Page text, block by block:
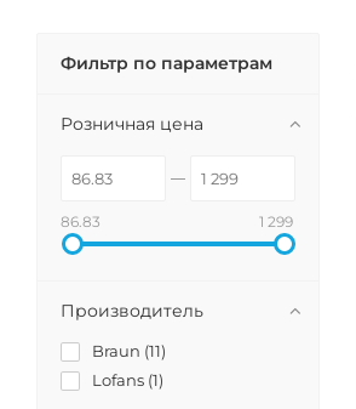
Фильтр по параметрам
Розничная цена
86.83 1 299
Производитель
Braun (11)
Lofans (1)